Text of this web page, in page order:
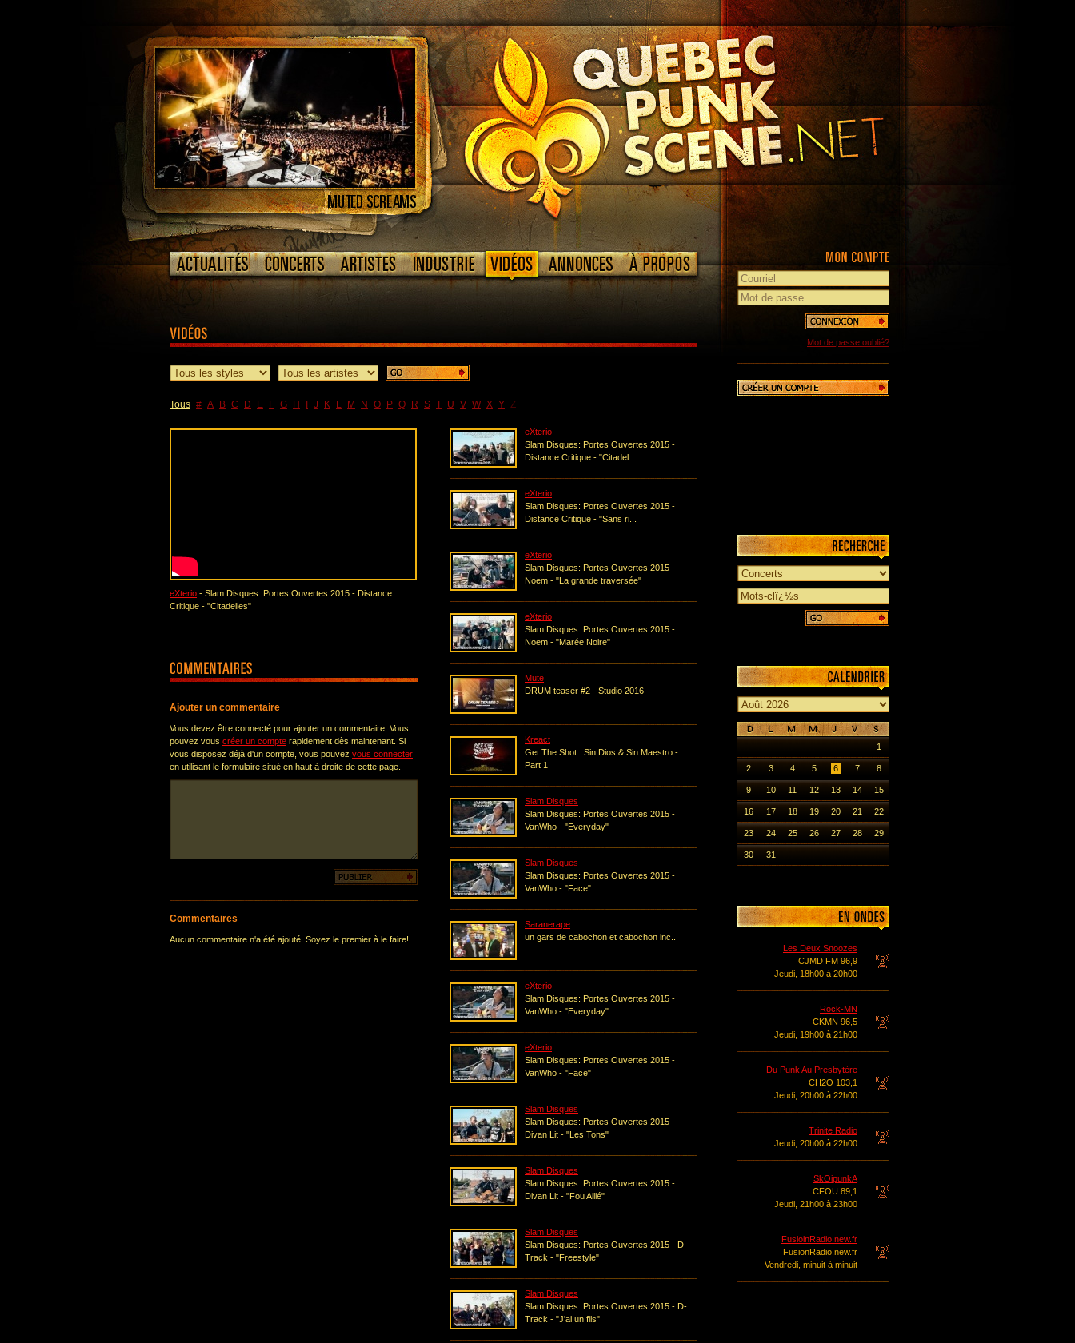
Tous # A B C D E F G H J K L M N O P Q R S T U V W X Y Z
eXterio - Slam Disques: Portes Ouvertes 2015 - Distance
Critique - "Citadelles"
Ajouter un commentaire
Vous devez être connecté pour ajouter un commentaire. Vous
pouvez vous créer un compte rapidement dès maintenant. Si
vous disposez déjà d'un compte, vous pouvez vous connecter
en utilisant le formulaire situé en haut à droite de cette page.
Commentaires
Aucun commentaire n'a été ajouté. Soyez le premier à le faire!
eXterio
Slam Disques: Portes Ouvertes 2015 -
Distance Critique - "Citadel...
eXterio
Slam Disques: Portes Ouvertes 2015 -
Distance Critique - "Sans ri...
eXterio
Slam Disques: Portes Ouvertes 2015 -
Noem - "La grande traversée"
eXterio
Slam Disques: Portes Ouvertes 2015 -
Noem - "Marée Noire"
Mute
DRUM teaser #2 - Studio 2016
Kreact
Get The Shot : Sin Dios & Sin Maestro -
Part 1
Slam Disques
Slam Disques: Portes Ouvertes 2015 -
VanWho - "Everyday"
Slam Disques
Slam Disques: Portes Ouvertes 2015 -
VanWho - "Face"
Saranerape
un gars de cabochon et cabochon inc..
eXterio
Slam Disques: Portes Ouvertes 2015 -
VanWho - "Everyday"
eXterio
Slam Disques: Portes Ouvertes 2015 -
VanWho - "Face"
Slam Disques
Slam Disques: Portes Ouvertes 2015 -
Divan Lit - "Les Tons"
Slam Disques
Slam Disques: Portes Ouvertes 2015 -
Divan Lit - "Fou Allié"
Slam Disques
Slam Disques: Portes Ouvertes 2015 - D-
Track - "Freestyle"
Slam Disques
Slam Disques: Portes Ouvertes 2015 - D-
Track - "J'ai un fils"
Mot de passe oublié?
1
2 3 4 5 6 7 8
9 10 11 12 13 14 15
16 17 18 19 20 21 22
23 24 25 26 27 28 29
30 31
Les Deux Snoozes
CJMD FM 96,9
Jeudi, 18h00 à 20h00
Rock-MN
CKMN 96,5
Jeudi, 19h00 à 21h00
Du Punk Au Presbytère
CH2O 103,1
Jeudi, 20h00 à 22h00
Trinite Radio
Jeudi, 20h00 à 22h00
SkOipunkA
CFOU 89,1
Jeudi, 21h00 à 23h00
FusioinRadio.new.fr
FusionRadio.new.fr
Vendredi, minuit à minuit